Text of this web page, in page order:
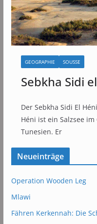
GEOGRAPHIE SOUSSE
Sebkha Sidi
Der Sebkha Sidi El
Héni ist ein Salzsee
Tunesien. Er
Neueinträge
Operation Wooden Leg
Mlawi
Fähren Kerkennah: Die